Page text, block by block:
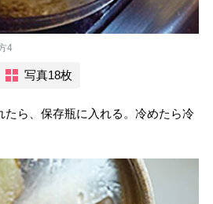
4
写真18枚
たら、保存瓶に入れる。冷めたら冷